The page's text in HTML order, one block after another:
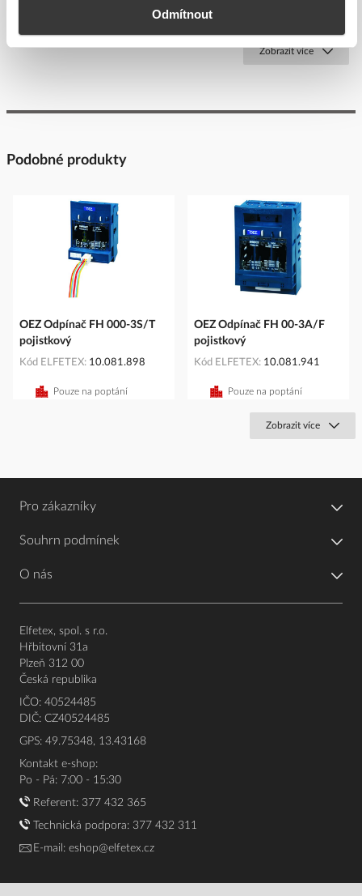
Odmítnout
Zobrazit více
Podobné produkty
OEZ Odpínač FH 000-3S/T
pojistkový
Kód ELFETEX 10.081.898
Pouze na poptání
OEZ Odpínač FH 00-3A/F
pojistkový
Kód ELFETEX 10.081.941
Pouze na poptání
Zobrazit více
Pro zákazníky
Souhrn podmínek
O nás
Elfetex, spol. s r.o.
Hřbitovní 31a
Plzeň 312 00
Česká republika
IČO: 40524485
DIČ: CZ40524485
GPS: 49.75348, 13.43168
Kontakt e-shop:
Po - Pá: 7:00 - 15:30
Referent: 377 432 365
Technická podpora: 377 432 311
E-mail: eshop@elfetex.cz